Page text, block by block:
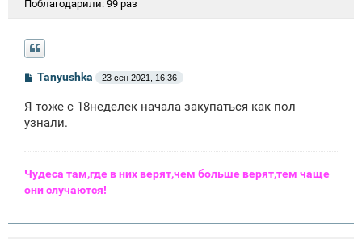
Поблагодарили: 99 раз
С
б
щ
Tanyushka 23 сен 2021, 16:36
Я тоже с 18неделек начала закупаться как пол
узнали.
Чудеса там,где в них верят,чем больше верят,тем чаще
они случаются!